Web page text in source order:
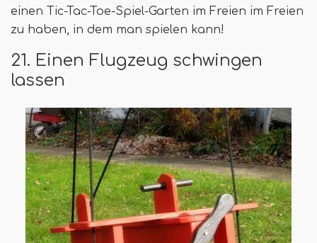
einen Tic-Tac-Toe-Spiel-Garten im Freien im Freien
zu haben, in dem man spielen kann!
21. Einen Flugzeug schwingen
lassen